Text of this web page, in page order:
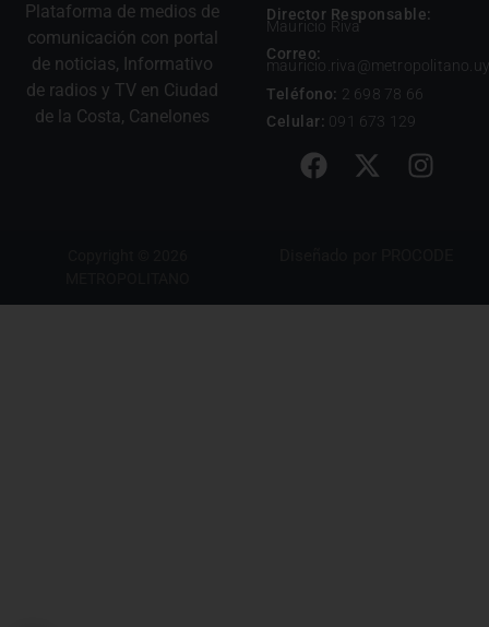
Plataforma de medios de
comunicación con portal
de noticias, Informativo
de radios y TV en Ciudad
de la Costa, Canelones
Director Responsable:
Mauricio Riva
Correo:
mauricio.riva@metropolitano.uy
Teléfono: 2 698 78 66
Celular: 091 673 129